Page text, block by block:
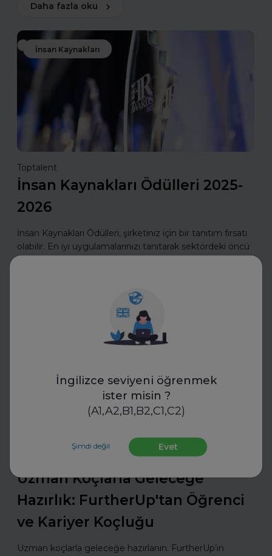
İngilizce seviyeni öğrenmek
ister misin ?
(A1,A2,B1,B2,C1,C2)
Şimdi değil Evet
Daha fazla oku
İnsan Kaynakları
Toptalent
İnsan Kaynakları Ödülleri 2025-
2026
İnsan Kaynakları Ödülleri, şirketiniz için bir tanıtım fırsatı
olabilir. En iyi uygulamalarınızı tanıtarak sektördeki öncü
konumunuzu güçlendirin ve değerli başarılarınızı
İş Hayatında Başarı
Uzman Koçlarla Geleceğe
Hazırlık: FurtherUp'tan Öğrenci
ve Kariyer Koçluğu
Uzman koçlarla geleceğe hazırlanın. FurtherUp’ın